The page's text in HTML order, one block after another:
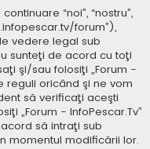
t
“noi”, “nostru”,
forum”),
vedere legal sub
sunteţi de acord cu toţi
şi/sau folosiţi „Forum -
reguli oricând şi ne vom
să verificaţi aceşti
„Forum - InfoPescar.Tv”
să intraţi sub
momentul modificării lor.